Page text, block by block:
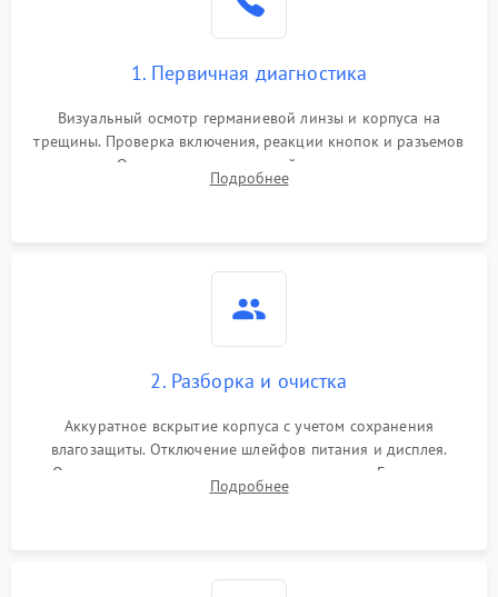
1. Первичная диагностика
Визуальный осмотр германиевой линзы и корпуса на
трещины. Проверка включения, реакции кнопок и разъемов
зарядки. Оценка вывода тепловой сигнатуры на экран,
проверка базовых функций и считывание системных
Подробнее
2. Разборка и очистка
Аккуратное вскрытие корпуса с учетом сохранения
влагозащиты. Отключение шлейфов питания и дисплея.
Очистка внутренних плат от окислов и пыли. Бережная
обработка германиевого объектива специализированными
Подробнее